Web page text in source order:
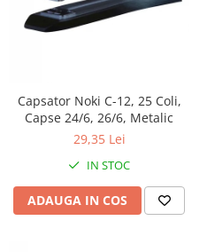
Capsator Noki C-12, 25 Coli,
Capse 24/6, 26/6, Metalic
29,35 Lei
IN STOC
ADAUGA IN COS